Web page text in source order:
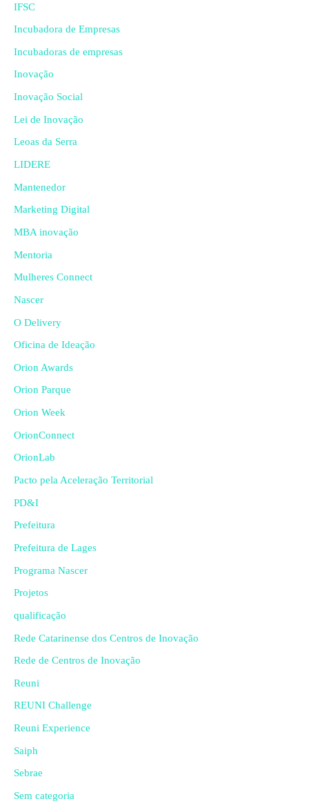
IFSC
Incubadora de Empresas
Incubadoras de empresas
Inovação
Inovação Social
Lei de Inovação
Leoas da Serra
LIDERE
Mantenedor
Marketing Digital
MBA inovação
Mentoria
Mulheres Connect
Nascer
O Delivery
Oficina de Ideação
Orion Awards
Orion Parque
Orion Week
OrionConnect
OrionLab
Pacto pela Aceleração Territorial
PD&I
Prefeitura
Prefeitura de Lages
Programa Nascer
Projetos
qualificação
Rede Catarinense dos Centros de Inovação
Rede de Centros de Inovação
Reuni
REUNI Challenge
Reuni Experience
Saiph
Sebrae
Sem categoria